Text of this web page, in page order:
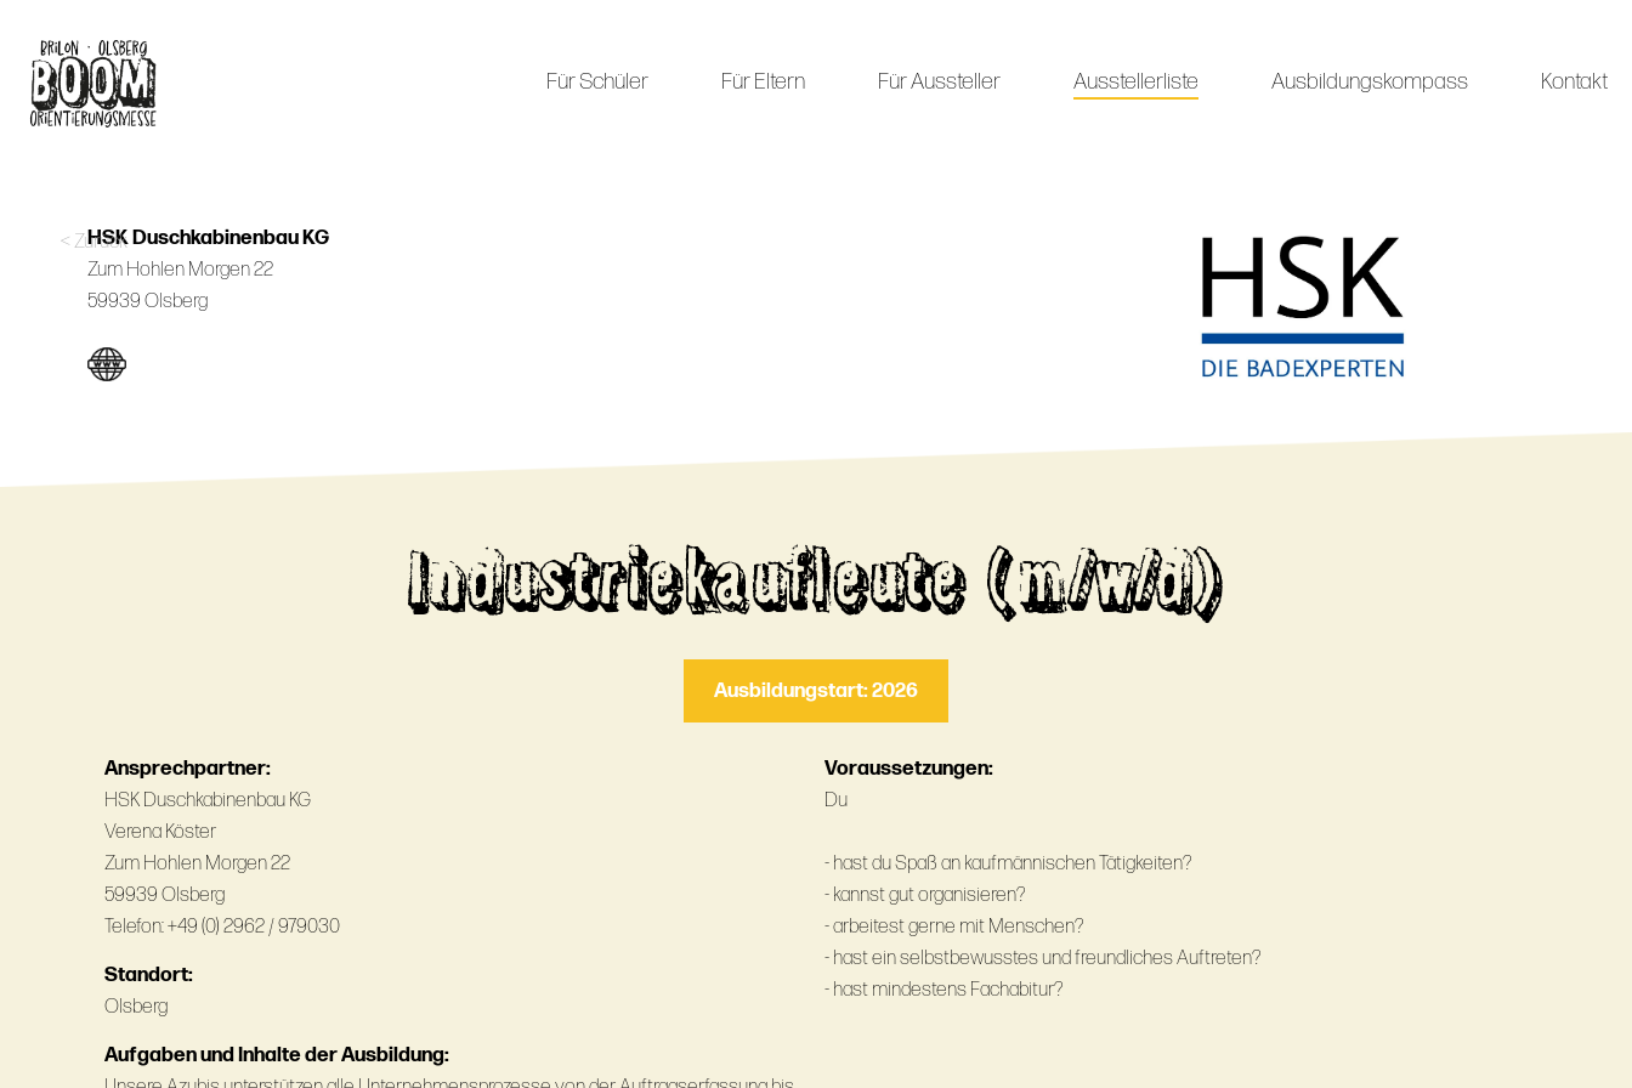
content
Für Schüler Für Eltern Für Aussteller Ausstellerliste Ausbildungskompass Kontakt
< Zurück
HSK Duschkabinenbau KG
Zum Hohlen Morgen 22
59939 Olsberg
Industriekaufleute (m/w/d)
Ausbildungstart: 2026
Ansprechpartner:
HSK Duschkabinenbau KG
Verena Köster
Zum Hohlen Morgen 22
59939 Olsberg
Telefon: +49 (0) 2962 / 979030
Standort:
Olsberg
Aufgaben und Inhalte der Ausbildung:
Voraussetzungen:
Du
- hast du Spaß an kaufmännischen Tätigkeiten?
- kannst gut organisieren?
- arbeitest gerne mit Menschen?
- hast ein selbstbewusstes und freundliches Auftreten?
- hast mindestens Fachabitur?